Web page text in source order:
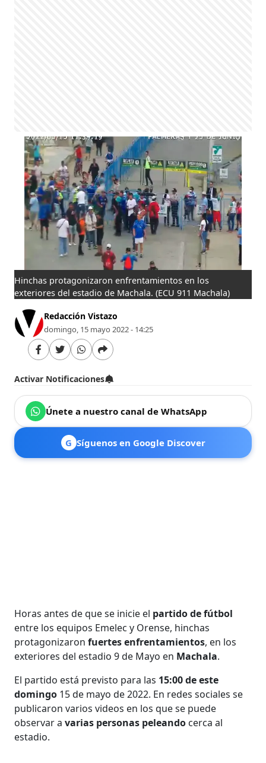
Hinchas protagonizaron enfrentamientos en los
exteriores del estadio de Machala.(ECU 911 Machala)
Redacción Vistazo
domingo, 15 mayo 2022 - 14:25
Activar Notificaciones
Únete a nuestro canal de WhatsApp
G Síguenos en Google Discover
Horas antes de que se inicie el partido de fútbol
entre los equipos Emelec y Orense, hinchas
protagonizaronfuertes enfrentamientos, en los
exteriores del estadio 9 de Mayo en Machala.
El partido está previsto para las 15:00 de este
domingo 15 de mayo de 2022. En redes sociales se
publicaron varios videos en los que se puede
observar a varias personas peleando cerca al
estadio.